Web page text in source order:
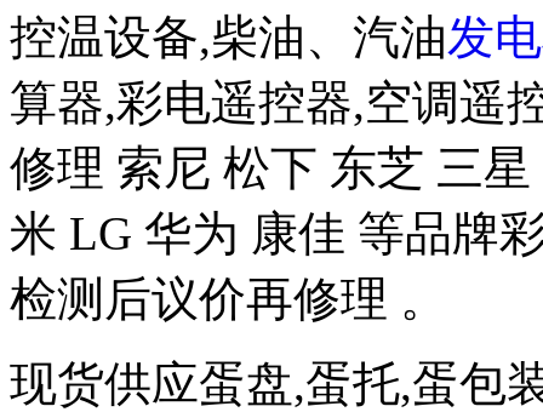
控温设备,柴油、汽油发
算器,彩电遥控器,空调遥
修理 索尼 松下 东芝 三
米 LG 华为 康佳 等品牌
检测后议价再修理 。
现货供应蛋盘,蛋托,蛋包